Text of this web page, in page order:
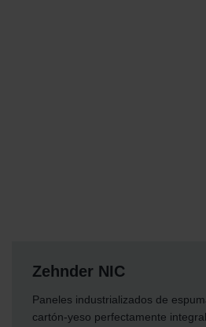
Zehnder NIC
Paneles industrializados de
cartón-yeso perfectamente